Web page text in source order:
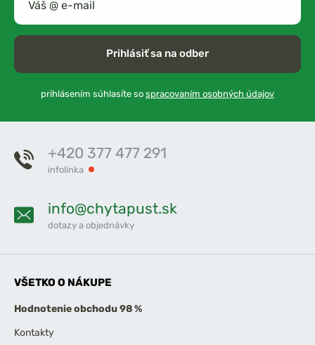
Prihlásiť sa na odber
prihlásením súhlasíte so spracovaním osobných údajov
+420 377 477 291
infolinka
info@chytapust.sk
dotazy a objednávky
VŠETKO O NÁKUPE
Hodnotenie obchodu 98 %
Kontakty